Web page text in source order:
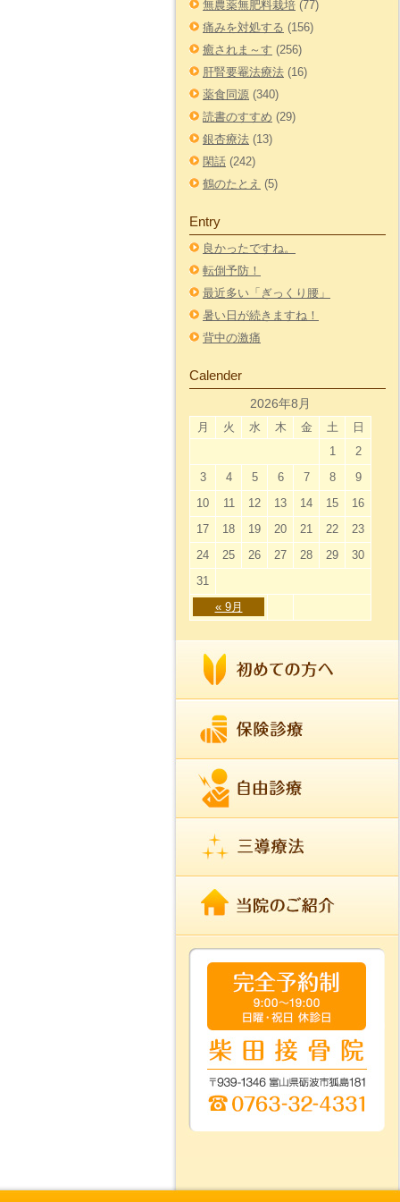
無農薬無肥料栽培 (77)
痛みを対処する (156)
癒されま～す (256)
肝腎要罨法療法 (16)
薬食同源 (340)
読書のすすめ (29)
銀杏療法 (13)
閑話 (242)
鶴のたとえ (5)
Entry
良かったですね。
転倒予防！
最近多い「ぎっくり腰」
暑い日が続きますね！
背中の激痛
Calender
2026年8月
月 火 水 木 金 土 日
« 9月
1
2
3
4 5 6 7 8
9
10
11 12 13 14 15
16
17
18 19 20 21 22
23
24
25 26 27 28 29
30
31